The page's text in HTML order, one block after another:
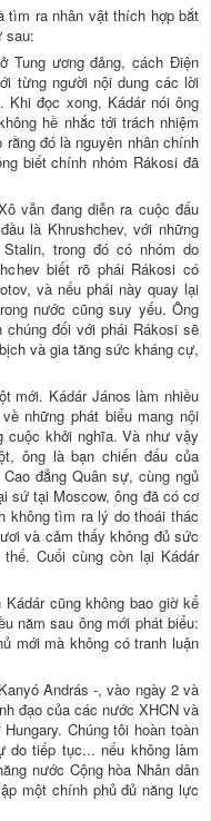
tìm ra nhân vật thích hợp bắt
sau:
Tung ương đảng, cách Điện
từng người nội dung các lời
Khi đọc xong, Kádár nói ông
hề nhắc tới trách nhiệm
đó là nguyên nhân chính
biết chính nhóm Rákosi đã
vẫn đang diễn ra cuộc đấu
là Khrushchev, với những
trong đó có nhóm do
biết rõ phái Rákosi có
và nếu phái này quay lại
nước cũng suy yếu. Ông
đối với phái Rákosi sẽ
và gia tăng sức kháng cự,
mới. Kádár János làm nhiều
những phát biểu mang nội
cuộc khởi nghĩa. Và như vậy
ông là bạn chiến đấu của
đẳng Quân sự, cùng ngủ
sứ tại Moscow, ông đã có cơ
không tìm ra lý do thoái thác
và cảm thấy không đủ sức
Cuối cùng còn lại Kádár
cũng không bao giờ kể
năm sau ông mới phát biểu:
mới mà không có tranh luận
András -, vào ngày 2 và
đạo của các nước XHCN và
Chúng tôi hoàn toàn
do tiếp tục... nếu không làm
nước Cộng hòa Nhân dân
một chính phủ đủ năng lực